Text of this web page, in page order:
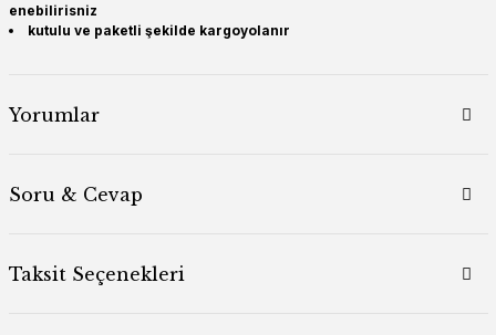
enebilirisniz
kutulu ve paketli şekilde kargoyolanır
Yorumlar
Soru & Cevap
Taksit Seçenekleri